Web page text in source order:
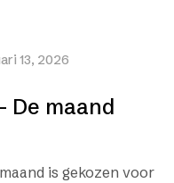
13, 2026
De maand
is gekozen voor